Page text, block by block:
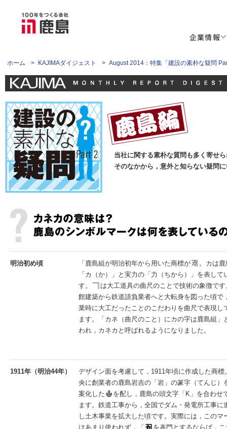
企業情報
ホーム > KAJIMAダイジェスト > August 2014：特集「建設の素朴な疑問
当社に関する素朴な質問も多く寄せ
そのなかから，意外と知らない疑問
明治初め頃 「鹿島組が明治初年から用いた商標が
。カは鹿
「カ（か）」と実力の「力（ちから）」を表して
す。
は大工道具の曲尺のことで技術の象徴です
館建築から鉄道請負業者へと大転身を図った頃で
業時に大工だったことのこだわりを曲尺で表現し
ます。「カネ（曲尺のこと）にカの字は鹿島組」
われ，カネカと呼ばれるようになりました。
1911年（明治44年）
デザイン面を考慮して，1911年頃に作成した商標
央に創業者の鹿島岩吉の「岩」の篆字（てんじ）
案化した
を配し，鹿島の頭文字「K」を合わせ
ます。鉄道工事から，全国でダム・発電所工事に
し土木事業を拡大した頃です。実際には，このマ
はあまり使われず，「
を表門とするならば，こ